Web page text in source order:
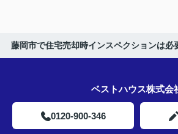
藤岡市で住宅売却時インスペクションは必
ベストハウス株式会
0120-900-346